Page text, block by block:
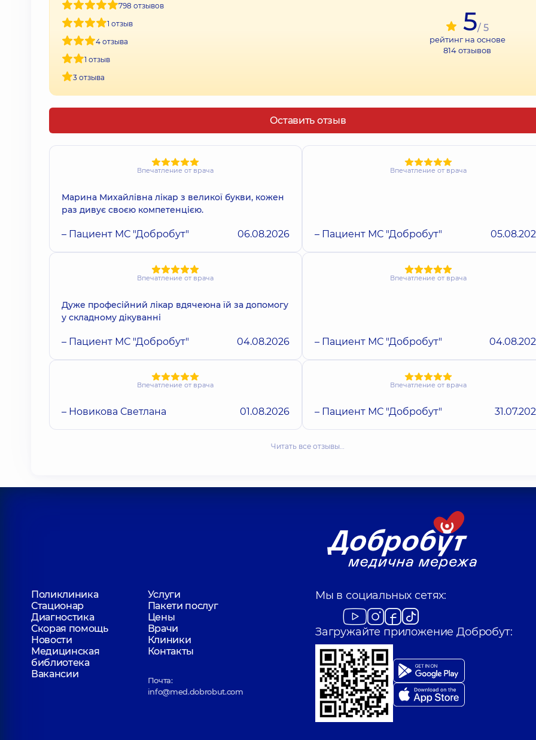
798 отзывов
1 отзыв
4 отзыва
1 отзыв
3 отзыва
5/ 5
рейтинг на основе
814отзывов
Оставить отзыв
Впечатление от врача
Марина Михайлівна лікар з великої букви, кожен
раз дивує своєю компетенцією.
– Пациент МС "Добробут" 06.08.2026
Впечатление от врача
– Пациент МС "Добробут"
Впечатление от врача
Дуже професійний лікар вдячеюна їй за допомогу
у складному дікуванні
– Пациент МС "Добробут" 04.08.2026
Впечатление от врача
– Пациент МС "Добробут"
Впечатление от врача
– Новикова Светлана 01.08.2026
Впечатление от врача
– Пациент МС "Добробут"
Читать все отзывы…
Поликлиника
Услуги
Стационар
Пакети послуг
Диагностика
Цены
Скорая помощь
Врачи
Новости
Клиники
Медицинская
библиотека
Контакты
Вакансии
Почта:
info@med.dobrobut.com
Мы в социальных сетях:
Загружайте приложение Добробут: